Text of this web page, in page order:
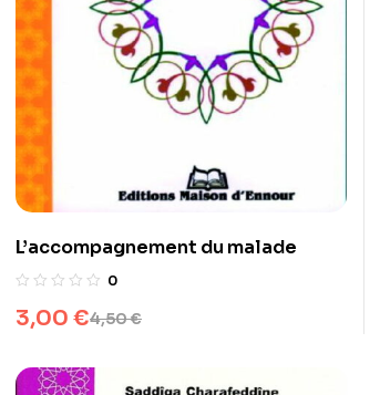
L’accompagnement du malade
0
4,50€
3,00 €